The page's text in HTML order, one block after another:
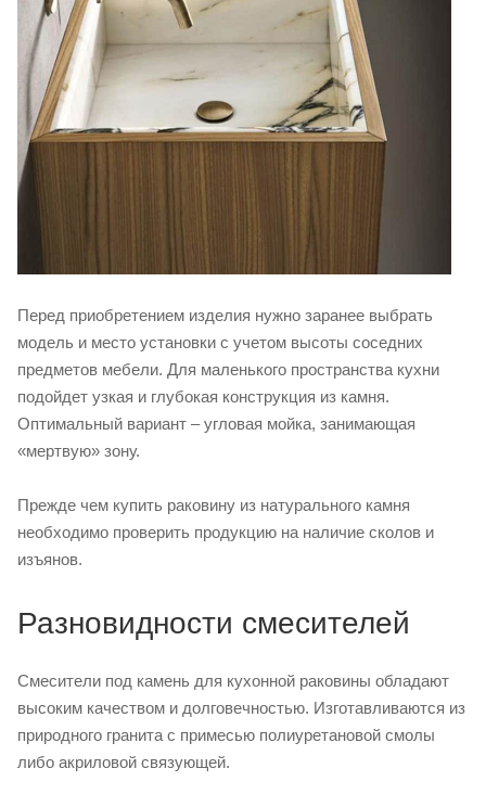
Перед приобретением изделия нужно заранее выбрать
модель и место установки с учетом высоты соседних
предметов мебели. Для маленького пространства кухни
подойдет узкая и глубокая конструкция из камня.
Оптимальный вариант – угловая мойка, занимающая
«мертвую» зону.
Прежде чем купить раковину из натурального камня
необходимо проверить продукцию на наличие сколов и
изъянов.
Разновидности смесителей
Смесители под камень для кухонной раковины обладают
высоким качеством и долговечностью. Изготавливаются из
природного гранита с примесью полиуретановой смолы
либо акриловой связующей.